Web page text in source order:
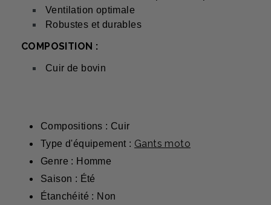
Ventilation optimale
Robustes et durables
COMPOSITION :
Cuir de bovin
Compositions : Cuir
Type d'équipement : Gants moto
Genre : Homme
Saison : Été
Étanchéité : Non